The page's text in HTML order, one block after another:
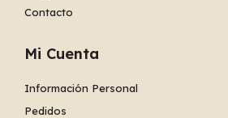
Contacto
Mi Cuenta
Información Personal
Pedidos